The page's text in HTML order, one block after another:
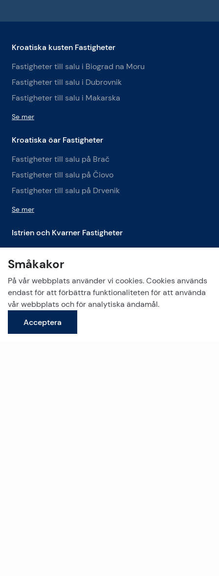
Kroatiska kusten Fastigheter
Fastigheter till salu i Biograd na Moru
Fastigheter till salu i Dubrovnik
Fastigheter till salu i Makarska
Se mer
Kroatiska öar Fastigheter
Fastigheter till salu på Brač
Fastigheter till salu på Čiovo
Fastigheter till salu på Drvenik
Se mer
Istrien och Kvarner Fastigheter
Fastigheter till salu i Labin
Fastigheter till salu i Opatija
Se mer
Småkakor
På vår webbplats använder vi cookies. Cookies används
endast för att förbättra funktionaliteten för att använda
vår webbplats och för analytiska ändamål.
Acceptera